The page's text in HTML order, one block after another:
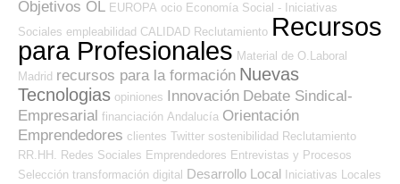
Objetivos OL EUROPA ocio Economía Social - Iniciativas
Sociales empleabilidad CALIDAD Reclutamiento Recursos
para Profesionales Material de O.Laboral
Madrid recursos para la formación Nuevas
Tecnologias opiniones Innovación Debate Sindical-
Empresarial financiación Andalucía Orientación
Emprendedores clientes Twitter sostenibilidad Reclutamiento
RR.HH.
Redes Sociales Emprendedores Entrevistas y Procesos
Selección transformación digital Desarrollo Local Iniciativas Locales